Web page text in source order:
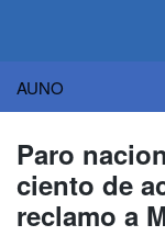
AUNO
contenido
Paro
ciento de
reclamo a